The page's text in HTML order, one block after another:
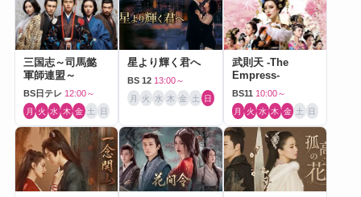
三国志～司馬懿
軍師連盟～
BS日テレ 12:00～
月 火 水 木 金 土 日
星より輝く君へ
BS 12 13:00～
月 火 水 木 金 土 日
武則天 -The
Empress-
BS11 10:00～
月 火 水 木 金 土 日